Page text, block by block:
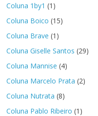
Coluna 1by1 (1)
Coluna Boico (15)
Coluna Brave (1)
Coluna Giselle Santos (29)
Coluna Mannise (4)
Coluna Marcelo Prata (2)
Coluna Nutrata (8)
Coluna Pablo Ribeiro (1)